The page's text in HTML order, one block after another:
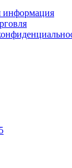
информация